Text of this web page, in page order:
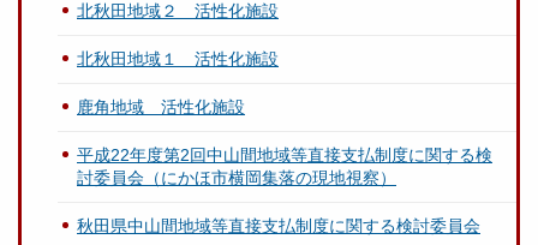
北秋田地域２ 活性化施設
北秋田地域１ 活性化施設
鹿角地域 活性化施設
平成22年度第2回中山間地域等直接支払制度に関する検
討委員会（にかほ市横岡集落の現地視察）
秋田県中山間地域等直接支払制度に関する検討委員会